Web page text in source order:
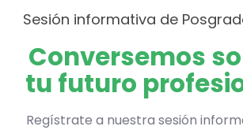
Sesión informativa de
Conversemos
tu futuro
Regístrate a nuestra sesión